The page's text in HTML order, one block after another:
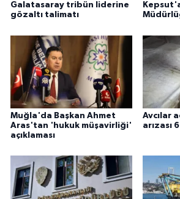
Galatasaray tribün liderine
gözaltı talimatı
Muğla'da Başkan Ahmet
Aras'tan 'hukuk müşavirliği'
açıklaması
Avcılar
arızası